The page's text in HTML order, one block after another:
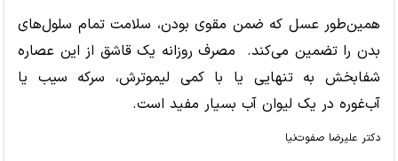
همین‌طور عسل که ضمن مقوی بودن، سلامت تمام سلول‌های
بدن را تضمین می‌کند. مصرف روزانه یک قاشق از این عصاره
شفابخش به تنهایی یا با کمی لیموترش، سرکه سیب یا
آب‌غوره در یک لیوان آب بسیار مفید است.
دکتر علیرضا صفوت‌نیا